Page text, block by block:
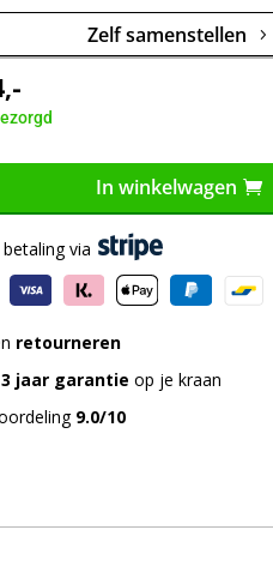
Zelf samenstellen
,-
In winkelwagen
betaling via
retourneren
jaar garantie op je kraan
9.0/10